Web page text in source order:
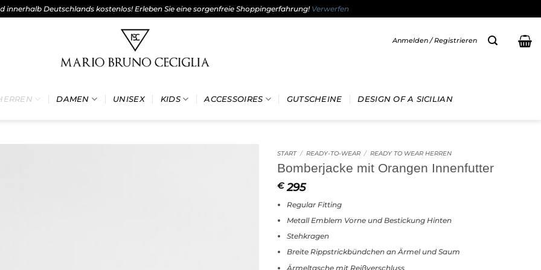
innerhalb Deutschlands kostenlos! Erleben Sie eine sorgenfreie Shoppingerfahrung! Verwerfen
Anmelden / Registrieren
DAMEN UNISEX KIDS ACCESSOIRES GUTSCHEINE DESIGN OF A SICILIAN
START / READY-TO-WEAR / READY TO WEAR HERREN
Bomberjacke mit Orangen Innenfutter
€295
Regular Fitting
Metall Emblem Vorne und Bestickung Hinten
Stehkragen
Breite Rippstrickbündchen an Ärmel und Saum
Ärmeltasche mit Reißverschluss